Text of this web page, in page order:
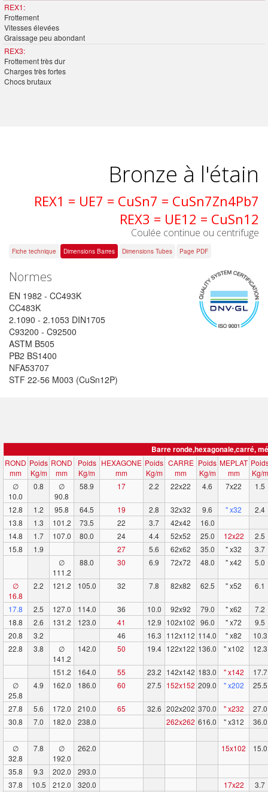
REX1:
Frottement
Vitesses élevées
Graissage peu abondant
REX3:
Frottement très dur
Charges très fortes
Chocs brutaux
Bronze à l'étain
REX1 = UE7 = CuSn7 = CuSn7Zn4Pb7
REX3 = UE12 = CuSn12
Coulée continue ou centrifuge
Fiche technique Dimensions Barres Dimensions Tubes Page PDF
Normes
EN 1982 - CC493K
CC483K
2.1090 - 2.1053 DIN1705
C93200 - C92500
ASTM B505
PB2 BS1400
NFA53707
STF 22-56 M003 (CuSn12P)
Barre ronde,hexagonale,carré,
ROND
mm
Poids
Kg/m
ROND
mm
Poids
Kg/m
HEXAGONE
mm
Poids
Kg/m
CARRE
mm
Poids
Kg/m
MEPLAT
mm
Kg/m
∅
10.0
0.8
∅
90.8
58.9 17 2.2 22x22 4.6 7x22 1.5
12.8 1.2 95.8 64.5 19 2.8 32x32 9.6 " x32
2.4
13.8
1.3 101.2 73.5 22 3.7 42x42
16.0
14.8
1.7 107.0 80.0 24 4.4 52x52 25.0 12x22
2.5
15.8
1.9 27 5.6 62x62 35.0 " x32
3.7
∅
111.2
88.0 30 6.9 72x72 48.0 " x42 5.0
∅
16.8
2.2 121.2 105.0 32 7.8 82x82 62.5 " x52 6.1
17.8 2.5 127.0 114.0 36 10.0 92x92 79.0 " x62
7.2
18.8
2.6 131.2 123.0 41 12.9 102x102 96.0 " x72
9.5
20.8
3.2 46 16.3 112x112 114.0 " x82
10.3
22.8
3.8
∅
141.2
142.0 50 19.4 122x122 136.0 " x102 12.3
151.2 164.0 55 23.2 142x142 183.0 " x142
17.7
∅
25.8
4.9 162.0 186.0 60 27.5 152x152 209.0 " x202 25.5
27.8 5.6 172.0 210.0 65 32.6 202x202 370.0 " x232
27.0
30.8
7.0 182.0 238.0 262x262 616.0 " x312 36.0
∅
32.8
7.8
∅
192.0
262.0 15x102 15.0
35.8 9.3 202.0
293.0
37.8
10.5 212.0 320.0 17x22
3.7